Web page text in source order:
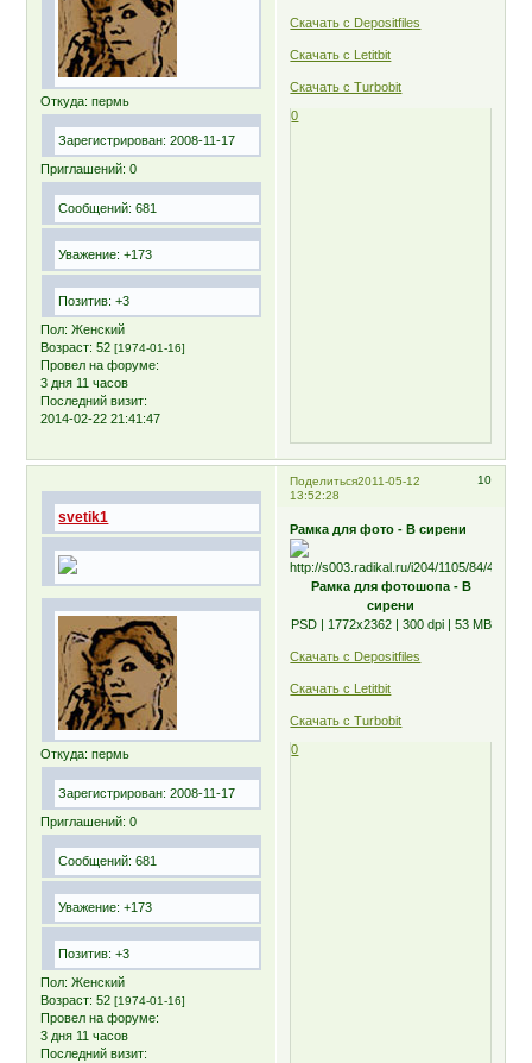
Откуда: пермь
Зарегистрирован: 2008-11-17
Приглашений: 0
Сообщений: 681
Уважение: +173
Позитив: +3
Пол: Женский
Возраст: 52[1974-01-16]
Провел на форуме:
3 дня 11 часов
Последний визит:
2014-02-22 21:41:47
Скачать с Depositfiles
Скачать с Letitbit
Скачать с Turbobit
0
Поделиться 10
2011-05-12
13:52:28
svetik1
Откуда: пермь
Зарегистрирован: 2008-11-17
Приглашений: 0
Сообщений: 681
Уважение: +173
Позитив: +3
Пол: Женский
Возраст: 52[1974-01-16]
Провел на форуме:
3 дня 11 часов
Последний визит:
Рамка для фото - В сирени
Рамка для фотошопа - В
сирени
PSD | 1772х2362 | 300 dpi | 53 MB
Скачать с Depositfiles
Скачать с Letitbit
Скачать с Turbobit
0